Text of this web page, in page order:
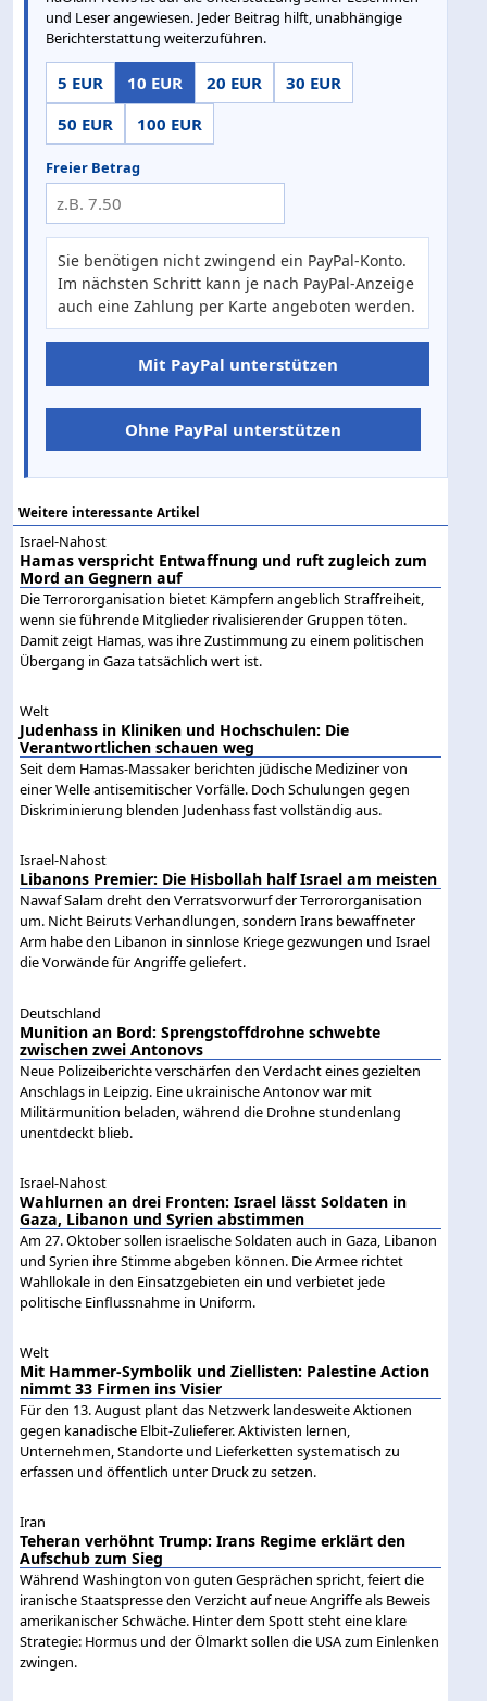
und Leser angewiesen. Jeder Beitrag hilft, unabhängige
Berichterstattung weiterzuführen.
5 EUR 10 EUR 20 EUR
30 EUR
50 EUR
100 EUR
Freier Betrag
Sie benötigen nicht zwingend ein PayPal-Konto.
Im nächsten Schritt kann je nach PayPal-Anzeige
auch eine Zahlung per Karte angeboten werden.
Mit PayPal unterstützen
Ohne PayPal unterstützen
Weitere interessante Artikel
Israel-Nahost
Hamas verspricht Entwaffnung und ruft zugleich zum
Mord an Gegnern auf
Die Terrororganisation bietet Kämpfern angeblich Straffreiheit,
wenn sie führende Mitglieder rivalisierender Gruppen töten.
Damit zeigt Hamas, was ihre Zustimmung zu einem politischen
Übergang in Gaza tatsächlich wert ist.
Welt
Judenhass in Kliniken und Hochschulen: Die
Verantwortlichen schauen weg
Seit dem Hamas-Massaker berichten jüdische Mediziner von
einer Welle antisemitischer Vorfälle. Doch Schulungen gegen
Diskriminierung blenden Judenhass fast vollständig aus.
Israel-Nahost
Libanons Premier: Die Hisbollah half Israel am meisten
Nawaf Salam dreht den Verratsvorwurf der Terrororganisation
um. Nicht Beiruts Verhandlungen, sondern Irans bewaffneter
Arm habe den Libanon in sinnlose Kriege gezwungen und Israel
die Vorwände für Angriffe geliefert.
Deutschland
Munition an Bord: Sprengstoffdrohne schwebte
zwischen zwei Antonovs
Neue Polizeiberichte verschärfen den Verdacht eines gezielten
Anschlags in Leipzig. Eine ukrainische Antonov war mit
Militärmunition beladen, während die Drohne stundenlang
unentdeckt blieb.
Israel-Nahost
Wahlurnen an drei Fronten: Israel lässt Soldaten in
Gaza, Libanon und Syrien abstimmen
Am 27. Oktober sollen israelische Soldaten auch in Gaza, Libanon
und Syrien ihre Stimme abgeben können. Die Armee richtet
Wahllokale in den Einsatzgebieten ein und verbietet jede
politische Einflussnahme in Uniform.
Welt
Mit Hammer-Symbolik und Ziellisten: Palestine Action
nimmt 33 Firmen ins Visier
Für den 13. August plant das Netzwerk landesweite Aktionen
gegen kanadische Elbit-Zulieferer. Aktivisten lernen,
Unternehmen, Standorte und Lieferketten systematisch zu
erfassen und öffentlich unter Druck zu setzen.
Iran
Teheran verhöhnt Trump: Irans Regime erklärt den
Aufschub zum Sieg
Während Washington von guten Gesprächen spricht, feiert die
iranische Staatspresse den Verzicht auf neue Angriffe als Beweis
amerikanischer Schwäche. Hinter dem Spott steht eine klare
Strategie: Hormus und der Ölmarkt sollen die USA zum Einlenken
zwingen.